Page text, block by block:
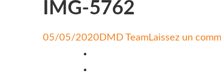
IMG-5762
05/05/2020 DMD TeamLaissez un